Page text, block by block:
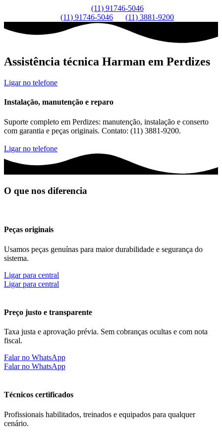
(11) 91746-5046
(11) 91746-5046
(11) 3881-9200
Assistência técnica Harman em Perdizes
Ligar no telefone
Instalação, manutenção e reparo
Suporte completo em Perdizes: manutenção, instalação e conserto
com garantia e peças originais. Contato: (11) 3881-9200.
Ligar no telefone
O que nos diferencia
Peças originais
Usamos peças genuínas para maior durabilidade e segurança do
sistema.
Ligar para central
Ligar para central
Preço justo e transparente
Taxa justa e aprovação prévia. Sem cobranças ocultas e com nota
fiscal.
Falar no WhatsApp
Falar no WhatsApp
Técnicos certificados
Profissionais habilitados, treinados e equipados para qualquer
cenário.